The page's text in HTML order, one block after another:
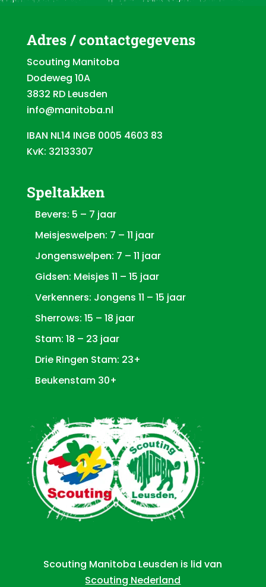
Adres / contactgegevens
Scouting Manitoba
Dodeweg 10A
3832 RD Leusden
info@manitoba.nl
IBAN NL14 INGB 0005 4603 83
KvK: 32133307
Speltakken
Bevers: 5 – 7 jaar
Meisjeswelpen: 7 – 11 jaar
Jongenswelpen: 7 – 11 jaar
Gidsen: Meisjes 11 – 15 jaar
Verkenners: Jongens 11 – 15 jaar
Sherrows: 15 – 18 jaar
Stam: 18 – 23 jaar
Drie Ringen Stam: 23+
Beukenstam 30+
Scouting Manitoba Leusden is lid van
Scouting Nederland